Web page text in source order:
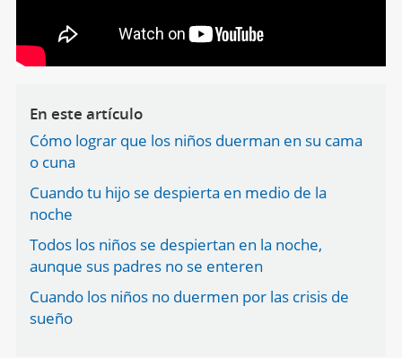
En este artículo
Cómo lograr que los niños duerman en su cama
o cuna
Cuando tu hijo se despierta en medio de la
noche
Todos los niños se despiertan en la noche,
aunque sus padres no se enteren
Cuando los niños no duermen por las crisis de
sueño